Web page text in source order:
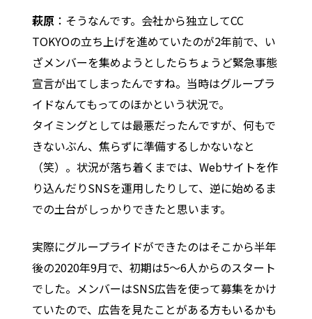
萩原 ：そうなんです。会社から独立してCC
TOKYOの立ち上げを進めていたのが2年前で、い
ざメンバーを集めようとしたらちょうど緊急事態
宣言が出てしまったんですね。当時はグループラ
イドなんてもってのほかという状況で。
タイミングとしては最悪だったんですが、何もで
きないぶん、焦らずに準備するしかないなと
（笑）。状況が落ち着くまでは、Webサイトを作
り込んだりSNSを運用したりして、逆に始めるま
での土台がしっかりできたと思います。
実際にグループライドができたのはそこから半年
後の2020年9月で、初期は5〜6人からのスタート
でした。メンバーはSNS広告を使って募集をかけ
ていたので、広告を見たことがある方もいるかも